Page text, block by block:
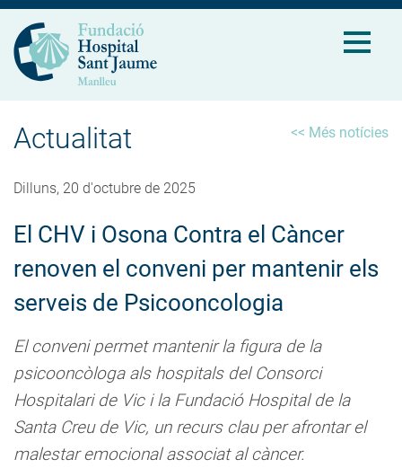
Actualitat << Més notícies
Dilluns, 20 d'octubre de 2025
El CHV i Osona Contra el Càncer
renoven el conveni per mantenir els
serveis de Psicooncologia
El conveni permet mantenir la figura de la
psicooncòloga als hospitals del Consorci
Hospitalari de Vic i la Fundació Hospital de la
Santa Creu de Vic, un recurs clau per afrontar el
malestar emocional associat al càncer.